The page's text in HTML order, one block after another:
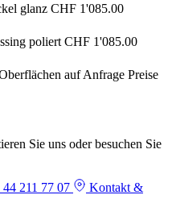
glanz CHF 1'085.00
poliert CHF 1'085.00
auf Anfrage Preise
Sie uns oder besuchen Sie
44 211 77 07
Kontakt &